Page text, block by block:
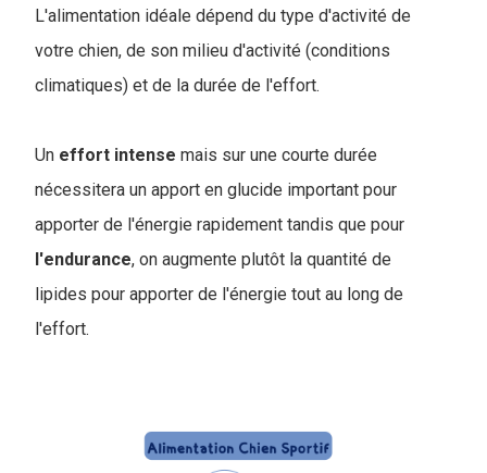
L'alimentation idéale dépend du type d'activité de
votre chien, de son milieu d'activité (conditions
climatiques) et de la durée de l'effort.
Un effort intense mais sur une courte durée
nécessitera un apport en glucide important pour
apporter de l'énergie rapidement tandis que pour
l'endurance, on augmente plutôt la quantité de
lipides pour apporter de l'énergie tout au long de
l'effort.